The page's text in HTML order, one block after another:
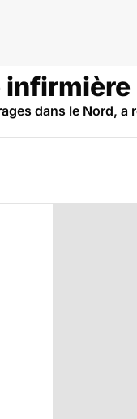
dans le Nord, a